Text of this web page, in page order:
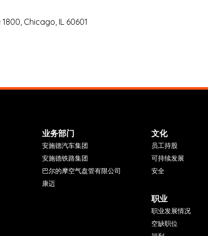
Chicago, IL 60601
业务部门
安施德汽车集团
安施德铁路集团
巴尔的摩空气盘管有限公司
康迈
文化
员工持股
可持续发展
安全
职业
职业发展情况
空缺职位